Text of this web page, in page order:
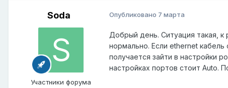
Soda
Участники форума
Опубликовано 7 марта
Добрый день. Ситуация такая,
нормально. Если ethernet
получается зайти в настройки
настройках портов стоит Auto.